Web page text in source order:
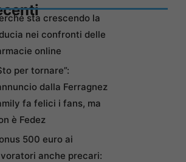
sta crescendo la
nei confronti delle
online
per tornare”:
dalla Ferragnez
fa felici i fans, ma
è Fedez
500 euro ai
anche precari: